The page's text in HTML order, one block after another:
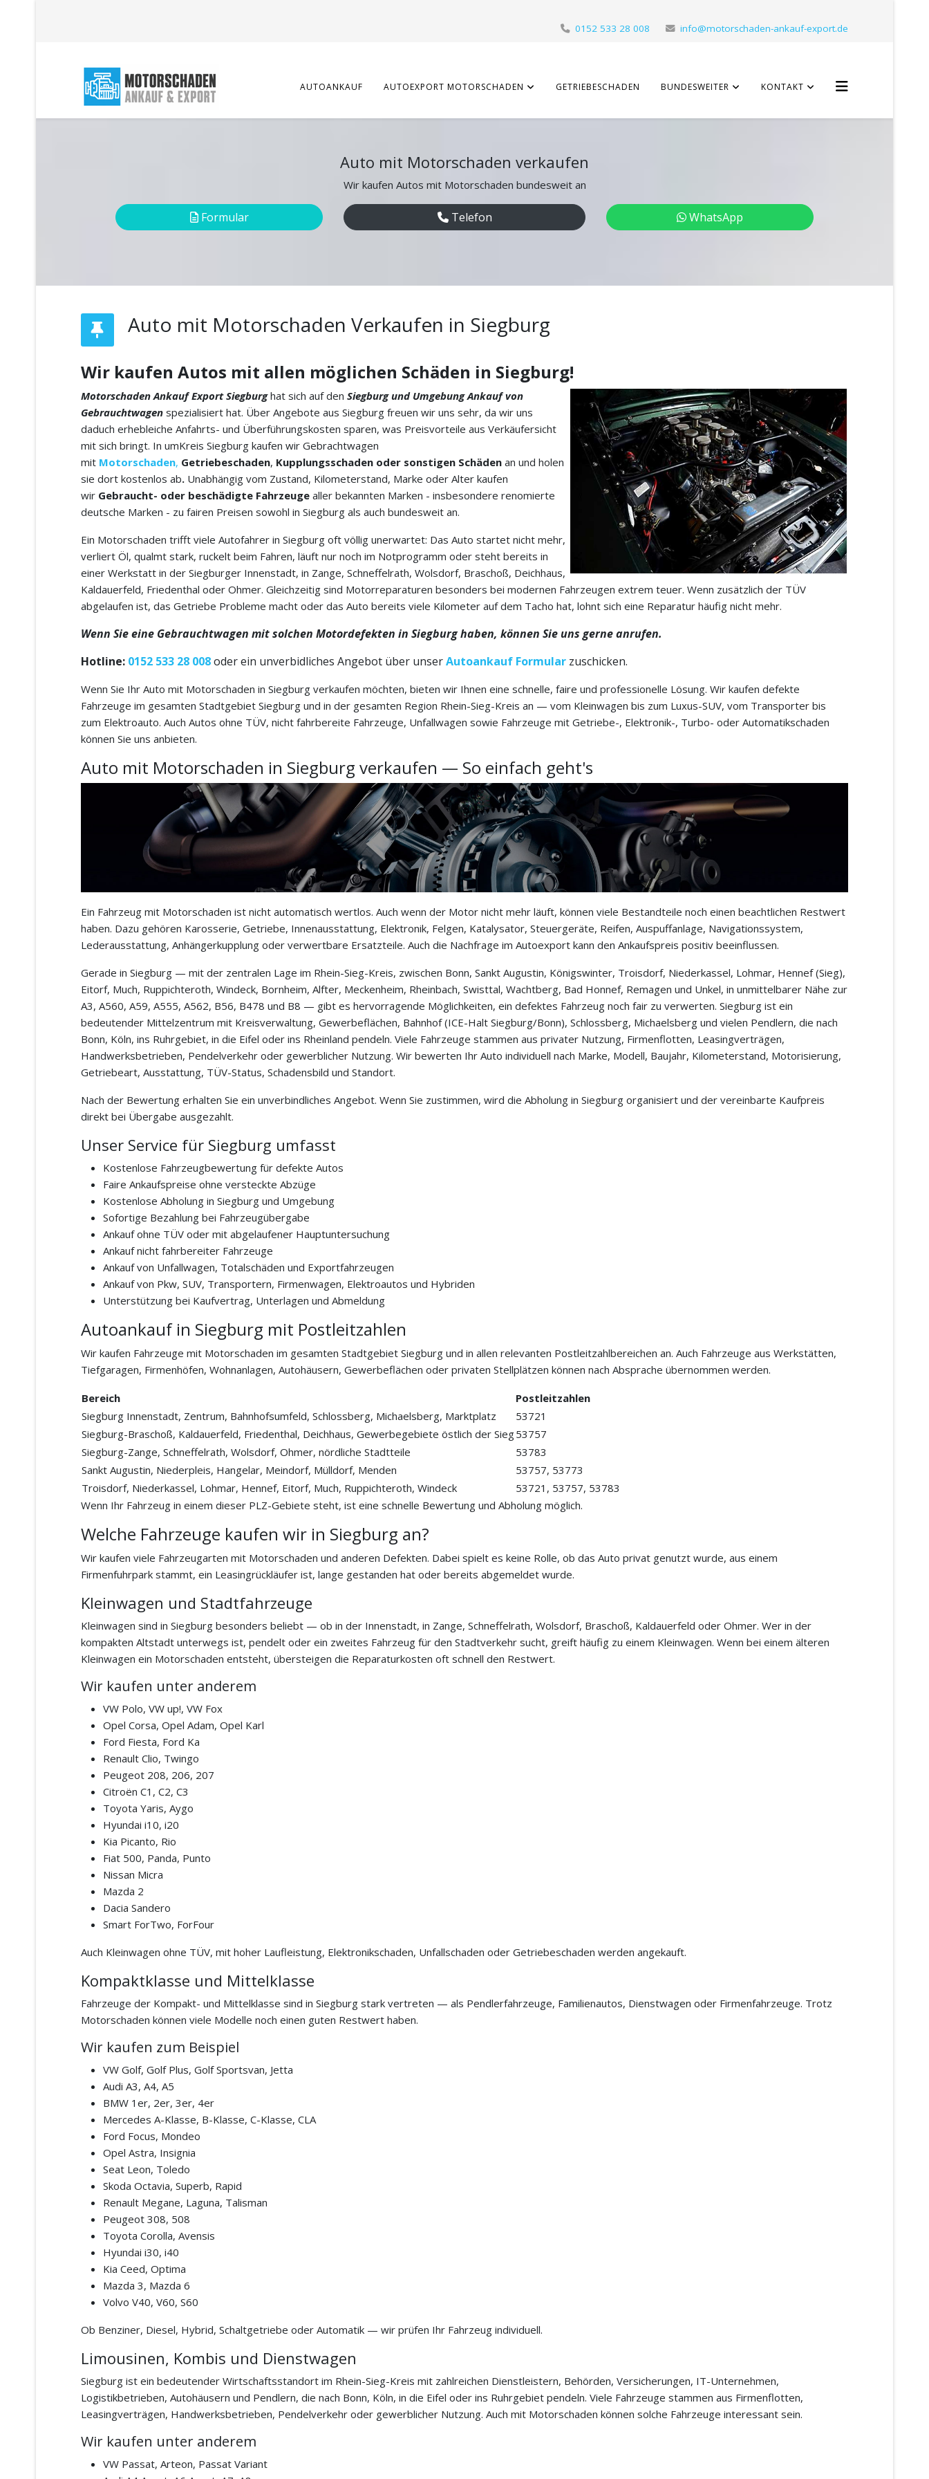
0152 533 28 008 info@motorschaden-ankauf-export.de
AUTOANKAUF AUTOEXPORT MOTORSCHADEN GETRIEBESCHADEN BUNDESWEITER KONTAKT
Auto mit Motorschaden verkaufen
Wir kaufen Autos mit Motorschaden bundesweit an
Formular Telefon WhatsApp
Auto mit Motorschaden Verkaufen in Siegburg
Wir kaufen Autos mit allen möglichen Schäden in Siegburg!
Motorschaden Ankauf Export Siegburg hat sich auf den Siegburg und Umgebung Ankauf von
Gebrauchtwagen spezialisiert hat. Über Angebote aus Siegburg freuen wir uns sehr, da wir uns
daduch erhebleiche Anfahrts- und Überführungskosten sparen, was Preisvorteile aus Verkäufersicht
mit sich bringt. In umKreis Siegburg kaufen wir Gebrachtwagen
mit Motorschaden, Getriebeschaden, Kupplungsschaden oder sonstigen Schäden an und holen
sie dort kostenlos ab. Unabhängig vom Zustand, Kilometerstand, Marke oder Alter kaufen
wir Gebraucht- oder beschädigte Fahrzeuge aller bekannten Marken - insbesondere renomierte
deutsche Marken - zu fairen Preisen sowohl in Siegburg als auch bundesweit an.
Ein Motorschaden trifft viele Autofahrer in Siegburg oft völlig unerwartet: Das Auto startet nicht mehr,
verliert Öl, qualmt stark, ruckelt beim Fahren, läuft nur noch im Notprogramm oder steht bereits in
einer Werkstatt in der Siegburger Innenstadt, in Zange, Schneffelrath, Wolsdorf, Braschoß, Deichhaus,
Kaldauerfeld, Friedenthal oder Ohmer. Gleichzeitig sind Motorreparaturen besonders bei modernen Fahrzeugen extrem teuer. Wenn zusätzlich der TÜV
abgelaufen ist, das Getriebe Probleme macht oder das Auto bereits viele Kilometer auf dem Tacho hat, lohnt sich eine Reparatur häufig nicht mehr.
Wenn Sie eine Gebrauchtwagen mit solchen Motordefekten in Siegburg haben, können Sie uns gerne anrufen.
Hotline: 0152 533 28 008oder ein unverbidliches Angebot über unserAutoankauf Formular zuschicken.
Wenn Sie Ihr Auto mit Motorschaden in Siegburg verkaufen möchten, bieten wir Ihnen eine schnelle, faire und professionelle Lösung. Wir kaufen defekte
Fahrzeuge im gesamten Stadtgebiet Siegburg und in der gesamten Region Rhein-Sieg-Kreis an — vom Kleinwagen bis zum Luxus-SUV, vom Transporter bis
zum Elektroauto. Auch Autos ohne TÜV, nicht fahrbereite Fahrzeuge, Unfallwagen sowie Fahrzeuge mit Getriebe-, Elektronik-, Turbo- oder Automatikschaden
können Sie uns anbieten.
Auto mit Motorschaden in Siegburg verkaufen — So einfach geht's
Ein Fahrzeug mit Motorschaden ist nicht automatisch wertlos. Auch wenn der Motor nicht mehr läuft, können viele Bestandteile noch einen beachtlichen Restwert
haben. Dazu gehören Karosserie, Getriebe, Innenausstattung, Elektronik, Felgen, Katalysator, Steuergeräte, Reifen, Auspuffanlage, Navigationssystem,
Lederausstattung, Anhängerkupplung oder verwertbare Ersatzteile. Auch die Nachfrage im Autoexport kann den Ankaufspreis positiv beeinflussen.
Gerade in Siegburg — mit der zentralen Lage im Rhein-Sieg-Kreis, zwischen Bonn, Sankt Augustin, Königswinter, Troisdorf, Niederkassel, Lohmar, Hennef (Sieg),
Eitorf, Much, Ruppichteroth, Windeck, Bornheim, Alfter, Meckenheim, Rheinbach, Swisttal, Wachtberg, Bad Honnef, Remagen und Unkel, in unmittelbarer Nähe zur
A3, A560, A59, A555, A562, B56, B478 und B8 — gibt es hervorragende Möglichkeiten, ein defektes Fahrzeug noch fair zu verwerten. Siegburg ist ein
bedeutender Mittelzentrum mit Kreisverwaltung, Gewerbeflächen, Bahnhof (ICE-Halt Siegburg/Bonn), Schlossberg, Michaelsberg und vielen Pendlern, die nach
Bonn, Köln, ins Ruhrgebiet, in die Eifel oder ins Rheinland pendeln. Viele Fahrzeuge stammen aus privater Nutzung, Firmenflotten, Leasingverträgen,
Handwerksbetrieben, Pendelverkehr oder gewerblicher Nutzung. Wir bewerten Ihr Auto individuell nach Marke, Modell, Baujahr, Kilometerstand, Motorisierung,
Getriebeart, Ausstattung, TÜV-Status, Schadensbild und Standort.
Nach der Bewertung erhalten Sie ein unverbindliches Angebot. Wenn Sie zustimmen, wird die Abholung in Siegburg organisiert und der vereinbarte Kaufpreis
direkt bei Übergabe ausgezahlt.
Unser Service für Siegburg umfasst
Kostenlose Fahrzeugbewertung für defekte Autos
Faire Ankaufspreise ohne versteckte Abzüge
Kostenlose Abholung in Siegburg und Umgebung
Sofortige Bezahlung bei Fahrzeugübergabe
Ankauf ohne TÜV oder mit abgelaufener Hauptuntersuchung
Ankauf nicht fahrbereiter Fahrzeuge
Ankauf von Unfallwagen, Totalschäden und Exportfahrzeugen
Ankauf von Pkw, SUV, Transportern, Firmenwagen, Elektroautos und Hybriden
Unterstützung bei Kaufvertrag, Unterlagen und Abmeldung
Autoankauf in Siegburg mit Postleitzahlen
Wir kaufen Fahrzeuge mit Motorschaden im gesamten Stadtgebiet Siegburg und in allen relevanten Postleitzahlbereichen an. Auch Fahrzeuge aus Werkstätten,
Tiefgaragen, Firmenhöfen, Wohnanlagen, Autohäusern, Gewerbeflächen oder privaten Stellplätzen können nach Absprache übernommen werden.
Bereich
Postleitzahlen
Siegburg Innenstadt, Zentrum, Bahnhofsumfeld, Schlossberg, Michaelsberg, Marktplatz
53721
Siegburg-Braschoß, Kaldauerfeld, Friedenthal, Deichhaus, Gewerbegebiete östlich der Sieg53757
Siegburg-Zange, Schneffelrath, Wolsdorf, Ohmer, nördliche Stadtteile
53783
Sankt Augustin, Niederpleis, Hangelar, Meindorf, Mülldorf, Menden
53757, 53773
Troisdorf, Niederkassel, Lohmar, Hennef, Eitorf, Much, Ruppichteroth, Windeck
53721, 53757, 53783
Wenn Ihr Fahrzeug in einem dieser PLZ-Gebiete steht, ist eine schnelle Bewertung und Abholung möglich.
Welche Fahrzeuge kaufen wir in Siegburg an?
Wir kaufen viele Fahrzeugarten mit Motorschaden und anderen Defekten. Dabei spielt es keine Rolle, ob das Auto privat genutzt wurde, aus einem
Firmenfuhrpark stammt, ein Leasingrückläufer ist, lange gestanden hat oder bereits abgemeldet wurde.
Kleinwagen und Stadtfahrzeuge
Kleinwagen sind in Siegburg besonders beliebt — ob in der Innenstadt, in Zange, Schneffelrath, Wolsdorf, Braschoß, Kaldauerfeld oder Ohmer. Wer in der
kompakten Altstadt unterwegs ist, pendelt oder ein zweites Fahrzeug für den Stadtverkehr sucht, greift häufig zu einem Kleinwagen. Wenn bei einem älteren
Kleinwagen ein Motorschaden entsteht, übersteigen die Reparaturkosten oft schnell den Restwert.
Wir kaufen unter anderem
VW Polo, VW up!, VW Fox
Opel Corsa, Opel Adam, Opel Karl
Ford Fiesta, Ford Ka
Renault Clio, Twingo
Peugeot 208, 206, 207
Citroën C1, C2, C3
Toyota Yaris, Aygo
Hyundai i10, i20
Kia Picanto, Rio
Fiat 500, Panda, Punto
Nissan Micra
Mazda 2
Dacia Sandero
Smart ForTwo, ForFour
Auch Kleinwagen ohne TÜV, mit hoher Laufleistung, Elektronikschaden, Unfallschaden oder Getriebeschaden werden angekauft.
Kompaktklasse und Mittelklasse
Fahrzeuge der Kompakt- und Mittelklasse sind in Siegburg stark vertreten — als Pendlerfahrzeuge, Familienautos, Dienstwagen oder Firmenfahrzeuge. Trotz
Motorschaden können viele Modelle noch einen guten Restwert haben.
Wir kaufen zum Beispiel
VW Golf, Golf Plus, Golf Sportsvan, Jetta
Audi A3, A4, A5
BMW 1er, 2er, 3er, 4er
Mercedes A-Klasse, B-Klasse, C-Klasse, CLA
Ford Focus, Mondeo
Opel Astra, Insignia
Seat Leon, Toledo
Skoda Octavia, Superb, Rapid
Renault Megane, Laguna, Talisman
Peugeot 308, 508
Toyota Corolla, Avensis
Hyundai i30, i40
Kia Ceed, Optima
Mazda 3, Mazda 6
Volvo V40, V60, S60
Ob Benziner, Diesel, Hybrid, Schaltgetriebe oder Automatik — wir prüfen Ihr Fahrzeug individuell.
Limousinen, Kombis und Dienstwagen
Siegburg ist ein bedeutender Wirtschaftsstandort im Rhein-Sieg-Kreis mit zahlreichen Dienstleistern, Behörden, Versicherungen, IT-Unternehmen,
Logistikbetrieben, Autohäusern und Pendlern, die nach Bonn, Köln, in die Eifel oder ins Ruhrgebiet pendeln. Viele Fahrzeuge stammen aus Firmenflotten,
Leasingverträgen, Handwerksbetrieben, Pendelverkehr oder gewerblicher Nutzung. Auch mit Motorschaden können solche Fahrzeuge interessant sein.
Wir kaufen unter anderem
VW Passat, Arteon, Passat Variant